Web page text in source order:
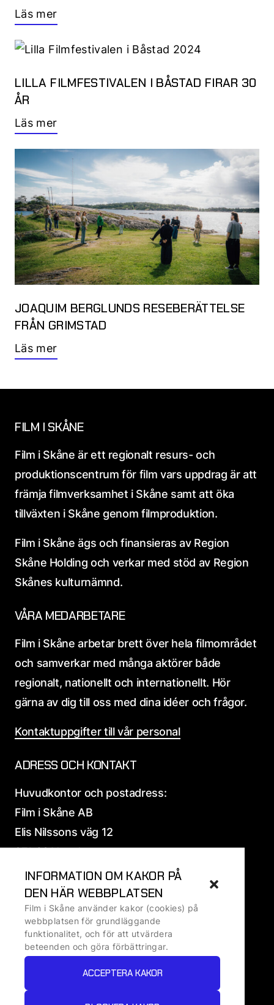
INFORMATION OM KAKOR PÅ
DEN HÄR WEBBPLATSEN
Film i Skåne använder kakor (cookies) på
webbplatsen för grundläggande
funktionalitet, och för att utvärdera
beteenden och göra förbättringar.
ACCEPTERA KAKOR
Läs mer
LILLA FILMFESTIVALEN I BÅSTAD FIRAR 30
ÅR
Läs mer
JOAQUIM BERGLUNDS RESEBERÄTTELSE
FRÅN GRIMSTAD
Läs mer
FILM I SKÅNE
Film i Skåne är ett regionalt resurs- och
produktionscentrum för film vars uppdrag är att
främja filmverksamhet i Skåne samt att öka
tillväxten i Skåne genom filmproduktion.
Film i Skåne ägs och finansieras av Region
Skåne Holding och verkar med stöd av Region
Skånes kulturnämnd.
VÅRA MEDARBETARE
Film i Skåne arbetar brett över hela filmområdet
och samverkar med många aktörer både
regionalt, nationellt och internationellt. Hör
gärna av dig till oss med dina idéer och frågor.
Kontaktuppgifter till vår personal
ADRESS OCH KONTAKT
Huvudkontor och postadress:
Film i Skåne AB
Elis Nilssons väg 12
271 39 Ystad
Allaadress och fakturauppgifter
Ansvarig utgivare: Ralf Ivarsson, VD
Om kakor
Om personuppgifter